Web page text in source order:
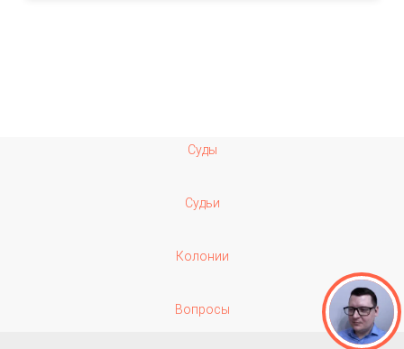
Суды
Судьи
Колонии
Вопросы